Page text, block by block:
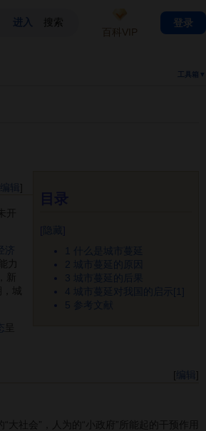
工具箱▼
1 什么是城市蔓延
2 城市蔓延的原因
3 城市蔓延的后果
4 城市蔓延对我国的启示[1]
5 参考文献
编辑
济
力
城
[编辑
“大社会”，人为的“小政府”所能起的干预作用
百科VIP
登录